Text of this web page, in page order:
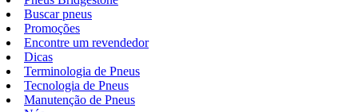
Buscar pneus
Promoções
Encontre um revendedor
Dicas
Terminologia de Pneus
Tecnologia de Pneus
Manutenção de Pneus